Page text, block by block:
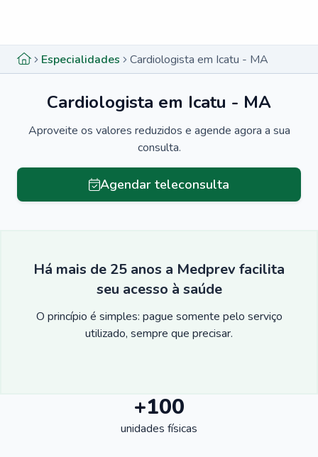
Especialidades Cardiologista em Icatu - MA
Cardiologista em Icatu - MA
Aproveite os valores reduzidos e agende agora a sua
consulta.
Agendar teleconsulta
Há mais de 25 anos a Medprev facilita
seu acesso à saúde
O princípio é simples: pague somente pelo serviço
utilizado, sempre que precisar.
+100
unidades físicas